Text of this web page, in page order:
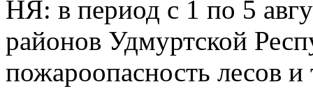
НЯ: в период с 1 по 5
районов Удмуртской
пожароопасность лесов